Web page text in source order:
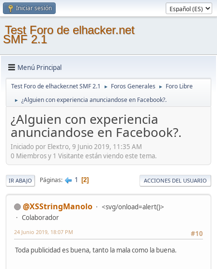
Iniciar sesión
Test Foro de elhacker.net
SMF 2.1
Menú Principal
Test Foro de elhacker.net SMF 2.1 ► Foros Generales ► Foro Libre
► ¿Alguien con experiencia anunciandose en Facebook?.
¿Alguien con experiencia
anunciandose en Facebook?.
Iniciado por Eleкtro, 9 Junio 2019, 11:35 AM
0 Miembros y 1 Visitante están viendo este tema.
IR ABAJO Páginas 1 2 ACCIONES DEL USUARIO
@XSStringManolo
<svg/onload=alert()>
Colaborador
#10
24 Junio 2019, 18:07 PM
Toda publicidad es buena, tanto la mala como la buena.